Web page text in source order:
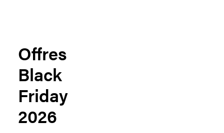
Offres
Black
Friday
2026